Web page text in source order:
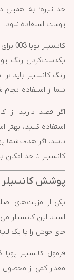
حد تیره؛ به همین
پوست استفاده شود.
یکدست‌کردن رنگ
رنگ کانسیلر باید
شما از استفاده انجام
استفاده کنید،
باشد. اگر هدف شما
کانسیلر تا حد
پوشش کانسیلر پوپا 003
است. این کانسیلر
جای جوش را با یک
مقدار کمی از محصول